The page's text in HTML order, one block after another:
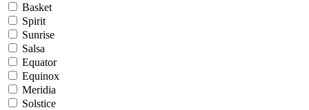
Basket
Spirit
Sunrise
Salsa
Equator
Equinox
Meridia
Solstice